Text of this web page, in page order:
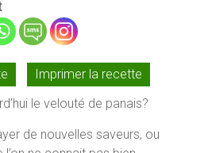
Imprimer la recette
le velouté de panais?
de nouvelles saveurs, ou